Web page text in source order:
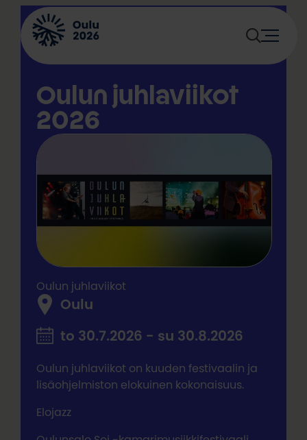
Siirry
sisältöön
Oulun juhlaviikot
2026
Oulu
to 30.7.2026 - su 30.8.2026
Oulun juhlaviikot on kuuden festivaalin ja
lisäohjelmiston elokuinen kokonaisuus.
Elojazz
Oulun juhlaviikot